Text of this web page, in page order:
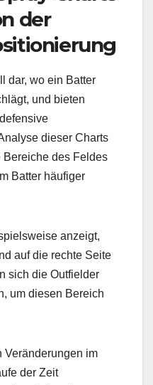
der
dar, wo ein Batter
und bieten
dieser Charts
Bereiche des Feldes
Batter häufiger
anzeigt,
auf die rechte Seite
sich die Outfielder
um diesen Bereich
Veränderungen im
der Zeit